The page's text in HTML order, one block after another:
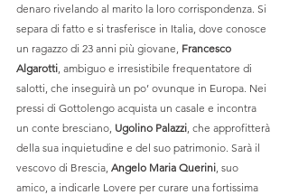
denaro rivelando al marito la loro corrispondenza. Si
separa di fatto e si trasferisce in Italia, dove conosce
un ragazzo di 23 anni più giovane, Francesco
Algarotti, ambiguo e irresistibile frequentatore di
salotti, che inseguirà un po’ ovunque in Europa. Nei
pressi di Gottolengo acquista un casale e incontra
un conte bresciano, Ugolino Palazzi, che approfitterà
della sua inquietudine e del suo patrimonio. Sarà il
vescovo di Brescia, Angelo Maria Querini, suo
amico, a indicarle Lovere per curare una fortissima